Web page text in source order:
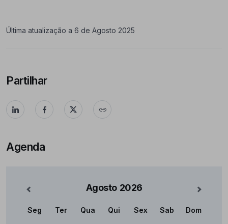
Última atualização a 6 de Agosto 2025
Partilhar
Agenda
Agosto 2026 Mês
Seg Ter Qua Qui Sex Sab Dom